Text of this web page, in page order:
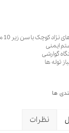
کوچک با سن زیر 10 ماه
ایمنی
گوارشی
توله ها
ها
نظرات